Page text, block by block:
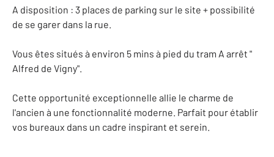
A disposition : 3 places de parking sur le site + possibilité
de se garer dans la rue.
Vous êtes situés à environ 5 mins à pied du tram A arrêt "
Alfred de Vigny".
Cette opportunité exceptionnelle allie le charme de
l'ancien à une fonctionnalité moderne. Parfait pour établir
vos bureaux dans un cadre inspirant et serein.